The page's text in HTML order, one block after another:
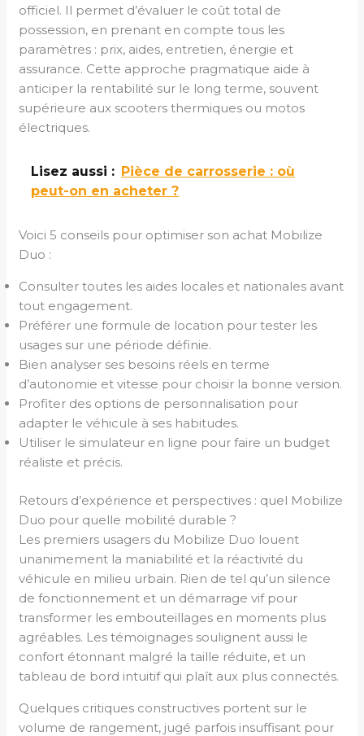
officiel. Il permet d’évaluer le coût total de
possession, en prenant en compte tous les
paramètres : prix, aides, entretien, énergie et
assurance. Cette approche pragmatique aide à
anticiper la rentabilité sur le long terme, souvent
supérieure aux scooters thermiques ou motos
électriques.
Lisez aussi : Pièce de carrosserie : où
peut-on en acheter ?
Voici 5 conseils pour optimiser son achat Mobilize
Duo :
Consulter toutes les aides locales et nationales avant
tout engagement.
Préférer une formule de location pour tester les
usages sur une période définie.
Bien analyser ses besoins réels en terme
d’autonomie et vitesse pour choisir la bonne version.
Profiter des options de personnalisation pour
adapter le véhicule à ses habitudes.
Utiliser le simulateur en ligne pour faire un budget
réaliste et précis.
Retours d’expérience et perspectives : quel Mobilize
Duo pour quelle mobilité durable ?
Les premiers usagers du Mobilize Duo louent
unanimement la maniabilité et la réactivité du
véhicule en milieu urbain. Rien de tel qu’un silence
de fonctionnement et un démarrage vif pour
transformer les embouteillages en moments plus
agréables. Les témoignages soulignent aussi le
confort étonnant malgré la taille réduite, et un
tableau de bord intuitif qui plaît aux plus connectés.
Quelques critiques constructives portent sur le
volume de rangement, jugé parfois insuffisant pour